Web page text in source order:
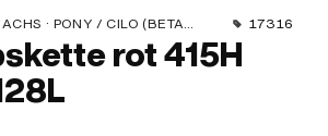
521 & 512) · ZÜNDAPP BELMONDO · TOMOS · BYE BIKE 17316
rot 415H